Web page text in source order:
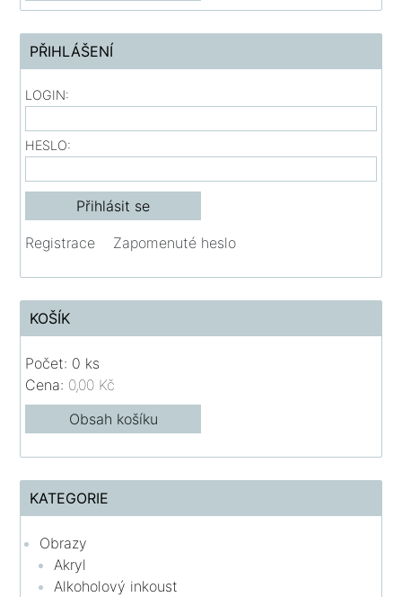
PŘIHLÁŠENÍ
LOGIN:
HESLO:
Registrace Zapomenuté heslo
KOŠÍK
Počet: 0 ks
Cena: 0,00 Kč
Obsah košíku
KATEGORIE
Obrazy
Akryl
Alkoholový inkoust